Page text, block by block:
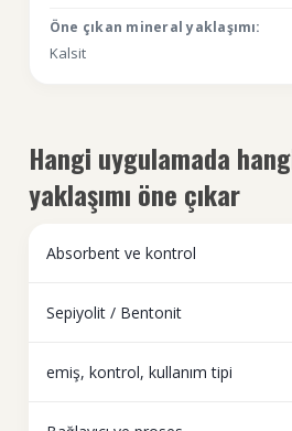
Öne çıkan mineral yaklaşımı:
Kalsit
Hangi uygulamada
yaklaşımı öne çıkar
Absorbent ve kontrol
Sepiyolit / Bentonit
emiş, kontrol, kullanım tipi